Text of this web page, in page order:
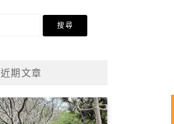
近期文章